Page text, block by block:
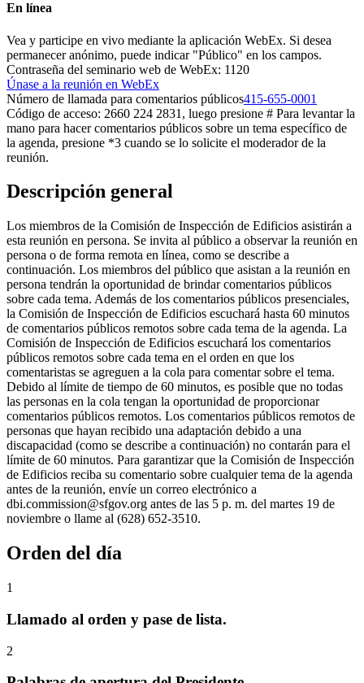
En línea
Vea y participe en vivo mediante la aplicación WebEx. Si desea
permanecer anónimo, puede indicar "Público" en los campos.
Contraseña del seminario web de WebEx: 1120
Únase a la reunión en WebEx
Número de llamada para comentarios públicos415-655-0001
Código de acceso: 2660 224 2831, luego presione # Para levantar la
mano para hacer comentarios públicos sobre un tema específico de
la agenda, presione *3 cuando se lo solicite el moderador de la
reunión.
Descripción general
Los miembros de la Comisión de Inspección de Edificios asistirán a
esta reunión en persona. Se invita al público a observar la reunión en
persona o de forma remota en línea, como se describe a
continuación. Los miembros del público que asistan a la reunión en
persona tendrán la oportunidad de brindar comentarios públicos
sobre cada tema. Además de los comentarios públicos presenciales,
la Comisión de Inspección de Edificios escuchará hasta 60 minutos
de comentarios públicos remotos sobre cada tema de la agenda. La
Comisión de Inspección de Edificios escuchará los comentarios
públicos remotos sobre cada tema en el orden en que los
comentaristas se agreguen a la cola para comentar sobre el tema.
Debido al límite de tiempo de 60 minutos, es posible que no todas
las personas en la cola tengan la oportunidad de proporcionar
comentarios públicos remotos. Los comentarios públicos remotos de
personas que hayan recibido una adaptación debido a una
discapacidad (como se describe a continuación) no contarán para el
límite de 60 minutos. Para garantizar que la Comisión de Inspección
de Edificios reciba su comentario sobre cualquier tema de la agenda
antes de la reunión, envíe un correo electrónico a
dbi.commission@sfgov.org antes de las 5 p. m. del martes 19 de
noviembre o llame al (628) 652-3510.
Orden del día
1
Llamado al orden y pase de lista.
2